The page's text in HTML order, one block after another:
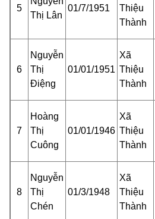
5
Thị Lân
01/7/1951
Thiệu
Thành
6
Nguyễn
Thị
Điệng
01/01/1951
Xã
Thiệu
Thành
7
Hoàng
Thị
Cuông
01/01/1946
Xã
Thiệu
Thành
8
Nguyễn
Thị
Chén
01/3/1948
Xã
Thiệu
Thành